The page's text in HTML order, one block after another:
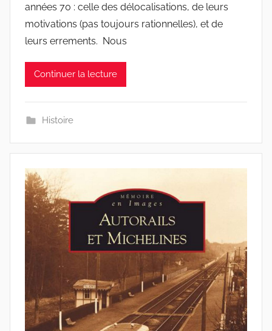
années 70 : celle des délocalisations, de leurs
motivations (pas toujours rationnelles), et de
leurs errements. Nous
Continuer la lecture
Histoire